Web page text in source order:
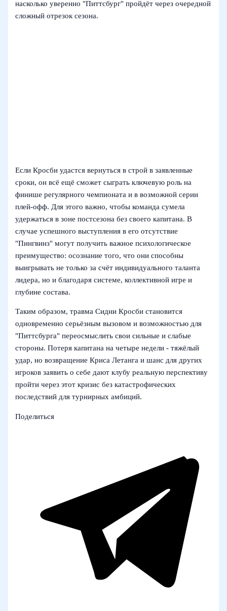
насколько уверенно "Питтсбург" пройдёт через очередной
сложный отрезок сезона.
Если Кросби удастся вернуться в строй в заявленные
сроки, он всё ещё сможет сыграть ключевую роль на
финише регулярного чемпионата и в возможной серии
плей‑офф. Для этого важно, чтобы команда сумела
удержаться в зоне постсезона без своего капитана. В
случае успешного выступления в его отсутствие
"Пингвинз" могут получить важное психологическое
преимущество: осознание того, что они способны
выигрывать не только за счёт индивидуального таланта
лидера, но и благодаря системе, коллективной игре и
глубине состава.
Таким образом, травма Сидни Кросби становится
одновременно серьёзным вызовом и возможностью для
"Питтсбурга" переосмыслить свои сильные и слабые
стороны. Потеря капитана на четыре недели - тяжёлый
удар, но возвращение Криса Летанга и шанс для других
игроков заявить о себе дают клубу реальную перспективу
пройти через этот кризис без катастрофических
последствий для турнирных амбиций.
Поделиться